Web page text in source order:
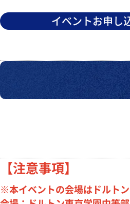
イベントお申し
【注意事項】
※本イベントの会場はドルト